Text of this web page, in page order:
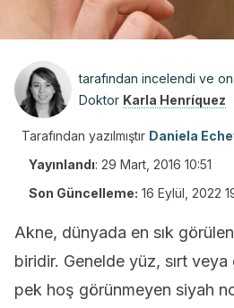
tarafından incelendi ve
Doktor Karla Henríquez
Tarafından yazılmıştır Daniela
Yayınlandı: 29 Mart, 2016 10:51
Son Güncelleme: 16 Eylül, 2022
Akne, dünyada en sık
biridir. Genelde yüz, sırt
pek hoş görünmeyen siyah